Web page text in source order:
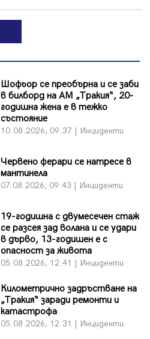
Шофьор се преобърна и се заби
в билборд на АМ „Тракия“, 20-
годишна жена е в тежко
състояние
10.08.2026, 09:37 | Инциденти
Червено ферари се натресе в
мантинела
07.08.2026, 09:43 | Инциденти
19-годишна с двумесечен стаж
се разсея зад волана и се удари
в дърво, 13-годишен е с
опасност за живота
05.08.2026, 12:41 | Инциденти
Километрично задръстване на
„Тракия“ заради ремонти и
катастрофа
05.08.2026, 12:31 | Инциденти